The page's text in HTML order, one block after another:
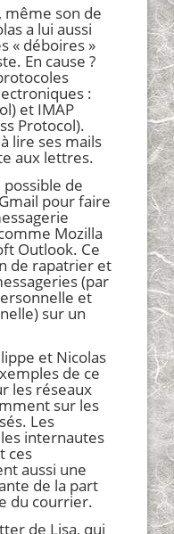
même son de
a lui aussi
« déboires »
En cause ?
:
et IMAP
Protocol).
lire ses mails
aux lettres.
de
pour faire
Mozilla
Outlook. Ce
de rapatrier et
(par
et
sur un
et Nicolas
de ce
les réseaux
sur les
Les
internautes
ces
aussi une
de la part
du courrier.
de Lisa, qui